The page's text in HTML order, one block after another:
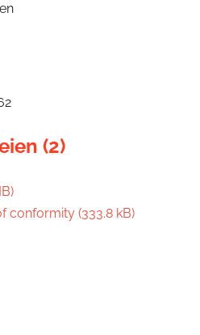
(2)
conformity (333.8 kB)